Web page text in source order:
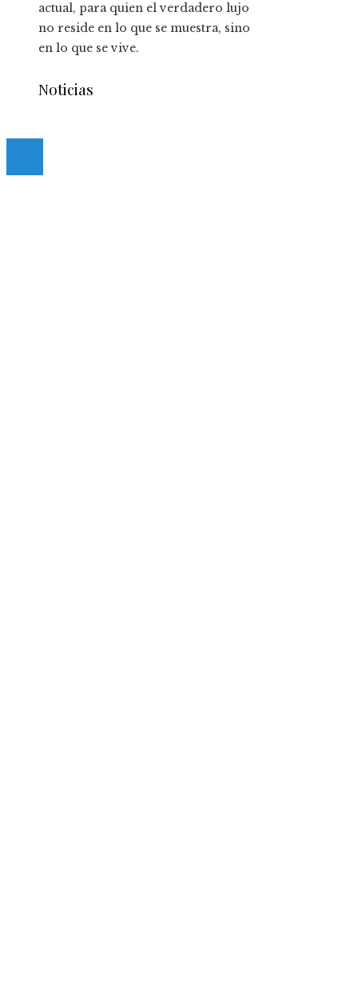
actual, para quien el verdadero lujo
no reside en lo que se muestra, sino
en lo que se vive.
Noticias